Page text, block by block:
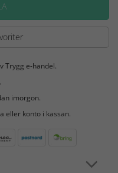
Trygg e-handel.
imorgon.
eller konto i kassan.